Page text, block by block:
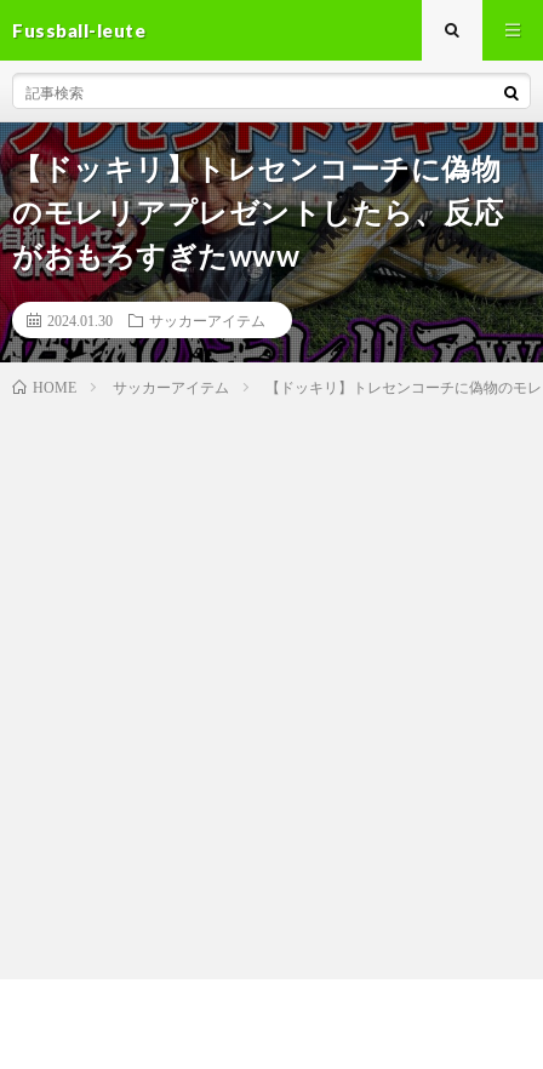
Fussball-leute
【ドッキリ】トレセンコーチに偽物
のモレリアプレゼントしたら、反応
がおもろすぎたwww
2024.01.30 サッカーアイテム
HOME サッカーアイテム 【ドッキリ】トレセンコーチに偽物のモ